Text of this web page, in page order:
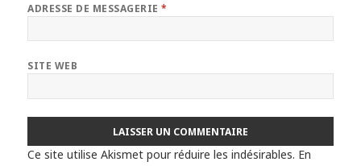
ADRESSE DE MESSAGERIE*
SITE WEB
Ce site utilise Akismet pour réduire les indésirables. En